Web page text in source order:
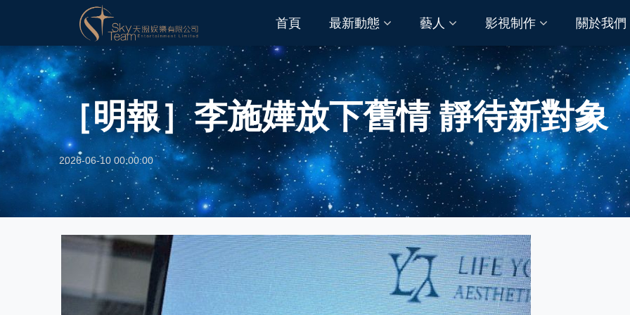
首頁 最新動態 藝人 影視制作 關於我們
［明報］李施嬅放下舊情 靜待新對象
2026-06-10 00:00:00